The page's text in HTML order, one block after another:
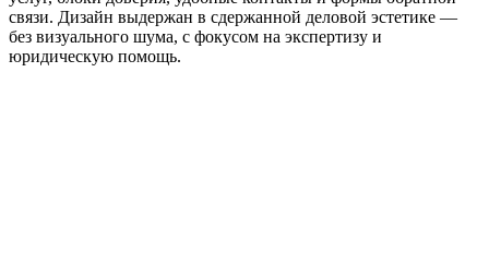
связи. Дизайн выдержан в сдержанной деловой эстетике —
без визуального шума, с фокусом на экспертизу и
юридическую помощь.